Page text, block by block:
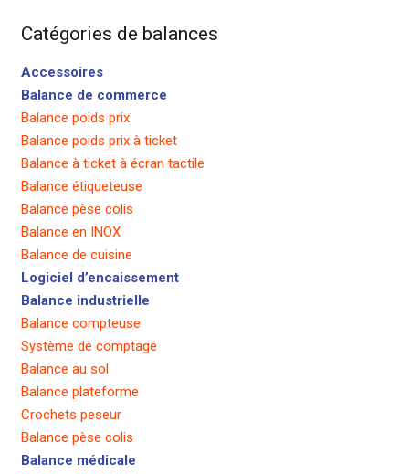
Catégories de balances
Accessoires
Balance de commerce
Balance poids prix
Balance poids prix à ticket
Balance à ticket à écran tactile
Balance étiqueteuse
Balance pèse colis
Balance en INOX
Balance de cuisine
Logiciel d’encaissement
Balance industrielle
Balance compteuse
Système de comptage
Balance au sol
Balance plateforme
Crochets peseur
Balance pèse colis
Balance médicale